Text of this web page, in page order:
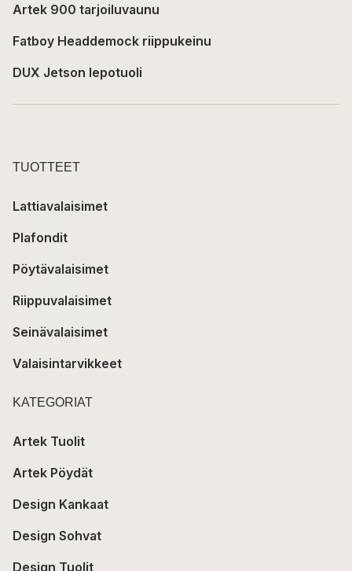
Artek 900 tarjoiluvaunu
Fatboy Headdemock riippukeinu
DUX Jetson lepotuoli
TUOTTEET
Lattiavalaisimet
Plafondit
Pöytävalaisimet
Riippuvalaisimet
Seinävalaisimet
Valaisintarvikkeet
KATEGORIAT
Artek Tuolit
Artek Pöydät
Design Kankaat
Design Sohvat
Design Tuolit